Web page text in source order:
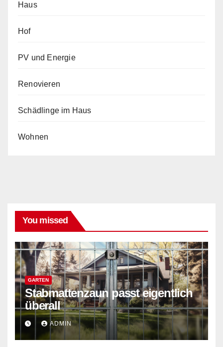
Haus
Hof
PV und Energie
Renovieren
Schädlinge im Haus
Wohnen
You missed
GARTEN
Stabmattenzaun passt eigentlich
überall
ADMIN